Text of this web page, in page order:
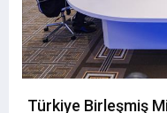
Türkiye Birleşmiş